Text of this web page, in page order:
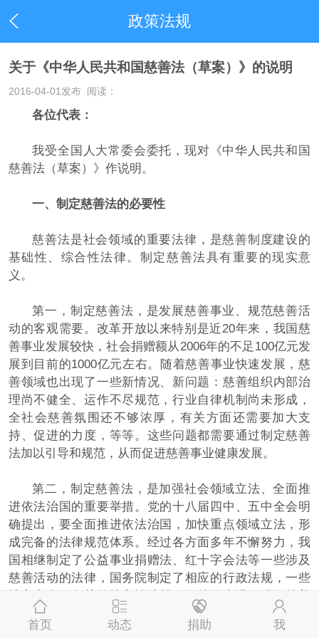
政策法规
关于《中华人民共和国慈善法（草案）》的说明
2016-04-01 发布 阅读：
各位代表：
我受全国人大常委会委托，现对《中华人民共和国
慈善法（草案）》作说明。
一、制定慈善法的必要性
慈善法是社会领域的重要法律，是慈善制度建设的
基础性、综合性法律。制定慈善法具有重要的现实意
义。
第一，制定慈善法，是发展慈善事业、规范慈善活
动的客观需要。改革开放以来特别是近20年来，我国慈
善事业发展较快，社会捐赠额从2006年的不足100亿元发
展到目前的1000亿元左右。随着慈善事业快速发展，慈
善领域也出现了一些新情况、新问题：慈善组织内部治
理尚不健全、运作不尽规范，行业自律机制尚未形成，
全社会慈善氛围还不够浓厚，有关方面还需要加大支
持、促进的力度，等等。这些问题都需要通过制定慈善
法加以引导和规范，从而促进慈善事业健康发展。
第二，制定慈善法，是加强社会领域立法、全面推
进依法治国的重要举措。党的十八届四中、五中全会明
确提出，要全面推进依法治国，加快重点领域立法，形
成完备的法律规范体系。经过各方面多年不懈努力，我
国相继制定了公益事业捐赠法、红十字会法等一些涉及
慈善活动的法律，国务院制定了相应的行政法规，一些
地方出台了有关的地方性法规。但总的来讲，现行慈善
法律制度建设还相对滞后，缺乏整体性和系统性，与慈
善事业蓬勃发展的新形势不相适应。2008年以来，共有
首页 动态 捐助 我